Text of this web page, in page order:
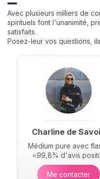
Avec plusieurs milliers de
spirituels font l'unanimité,
satisfaits.
Posez-leur vos questions,
Charline de
Médium pure avec
⭐99,8% d'avis
Me contacter